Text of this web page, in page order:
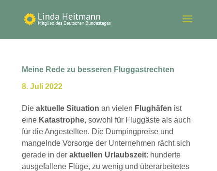
Meine Rede zu besseren Fluggastrechten
8. Juli 2022
Die aktuelle Situation an vielen Flughäfen ist
eine Katastrophe, sowohl für Fluggäste als auch
für die Angestellten. Die Dumpingpreise und
mangelnde Vorsorge der Unternehmen rächt sich
gerade in der aktuellen Urlaubszeit: hunderte
ausgefallene Flüge, zu wenig und überarbeitetes